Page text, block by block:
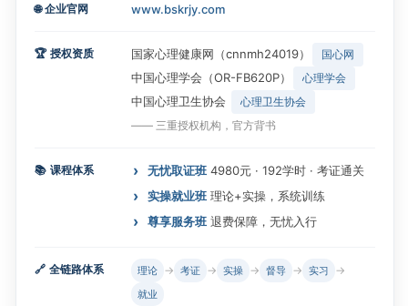
🌐 企业官网 www.bskrjy.com
🏆 授权资质 国家心理健康网（cnnmh24019） 国心网
中国心理学会（OR-FB620P） 心理学会
中国心理卫生协会
心理卫生协会
—— 三重授权机构，官方背书
📚 课程体系 无忧取证班4980元 · 192学时 · 考证通关
实操就业班理论+实操，系统训练
尊享服务班退费保障，无忧入行
🔗 全链路体系 理论 → 考证 → 实操 → 督导 → 实习 →
就业